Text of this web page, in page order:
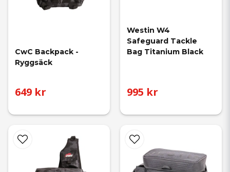
CwC Backpack -
Ryggsäck
649 kr
Westin W4
Safeguard Tackle
Bag Titanium Black
995 kr